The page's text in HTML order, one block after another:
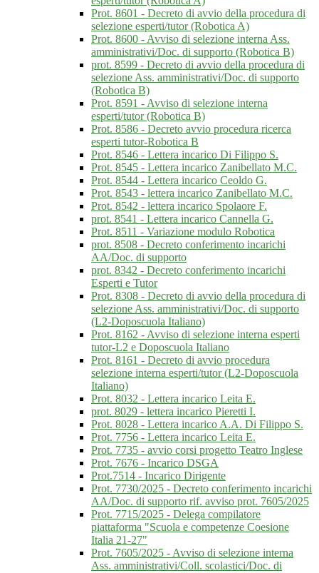
Prot. 8601 - Decreto di avvio della procedura di
selezione esperti/tutor (Robotica A)
Prot. 8600 - Avviso di selezione interna Ass.
amministrativi/Doc. di supporto (Robotica B)
prot. 8599 - Decreto di avvio della procedura di
selezione Ass. amministrativi/Doc. di supporto
(Robotica B)
Prot. 8591 - Avviso di selezione interna
esperti/tutor (Robotica B)
Prot. 8586 - Decreto avvio procedura ricerca
esperti tutor-Robotica B
Prot. 8546 - Lettera incarico Di Filippo S.
Prot. 8545 - Lettera incarico Zanibellato M.C.
Prot. 8544 - Lettera incarico Ceoldo G.
Prot. 8543 - lettera incarico Zanibellato M.C.
Prot. 8542 - lettera incarico Spolaore F.
prot. 8541 - Lettera incarico Cannella G.
Prot. 8511 - Variazione modulo Robotica
prot. 8508 - Decreto conferimento incarichi
AA/Doc. di supporto
prot. 8342 - Decreto conferimento incarichi
Esperti e Tutor
Prot. 8308 - Decreto di avvio della procedura di
selezione Ass. amministrativi/Doc. di supporto
(L2-Doposcuola Italiano)
Prot. 8162 - Avviso di selezione interna esperti
tutor-L2 e Doposcuola Italiano
Prot. 8161 - Decreto di avvio procedura
selezione interna esperti/tutor (L2-Doposcuola
Italiano)
Prot. 8032 - Lettera incarico Leita E.
prot. 8029 - lettera incarico Pieretti I.
Prot. 8028 - Lettera incarico A.A. Di Filippo S.
Prot. 7756 - Lettera incarico Leita E.
Prot. 7735 - avvio corsi progetto Teatro Inglese
Prot. 7676 - Incarico DSGA
Prot.7514 - Incarico Dirigente
Prot. 7730/2025 - Decreto conferimento incarichi
AA/Doc. di supporto rif. avviso prot. 7605/2025
Prot. 7715/2025 - Delega compilatore
piattaforma "Scuola e competenze Coesione
Italia 21-27"
Prot. 7605/2025 - Avviso di selezione interna
Ass. amministrativi/Coll. scolastici/Doc. di